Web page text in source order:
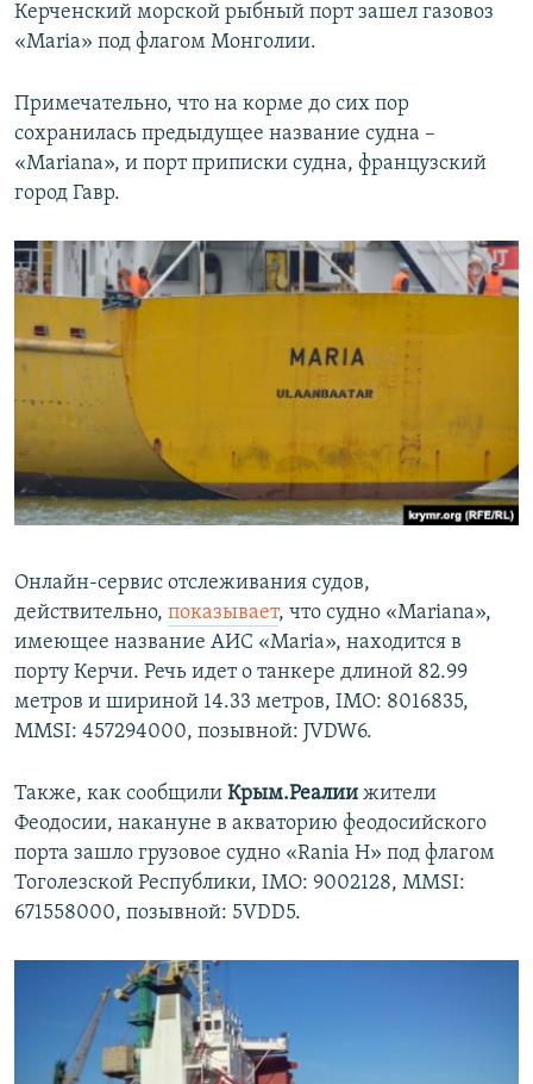
Керченский морской рыбный порт зашел газовоз
«Maria» под флагом Монголии.
Примечательно, что на корме до сих пор
сохранилась предыдущее название судна –
«Mariana», и порт приписки судна, французский
город Гавр.
Онлайн-сервис отслеживания судов,
действительно, показывает, что судно «Mariana»,
имеющее название АИС «Maria», находится в
порту Керчи. Речь идет о танкере длиной 82.99
метров и шириной 14.33 метров, IMO: 8016835,
MMSI: 457294000, позывной: JVDW6.
Также, как сообщили Крым.Реалии жители
Феодосии, накануне в акваторию феодосийского
порта зашло грузовое судно «Rania H» под флагом
Тоголезской Республики, IMO: 9002128, MMSI:
671558000, позывной: 5VDD5.